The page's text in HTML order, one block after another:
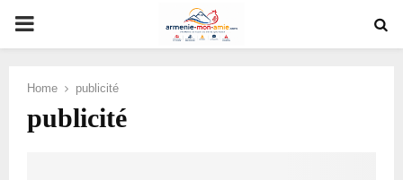
PRIMARY
Home publicité
publicité